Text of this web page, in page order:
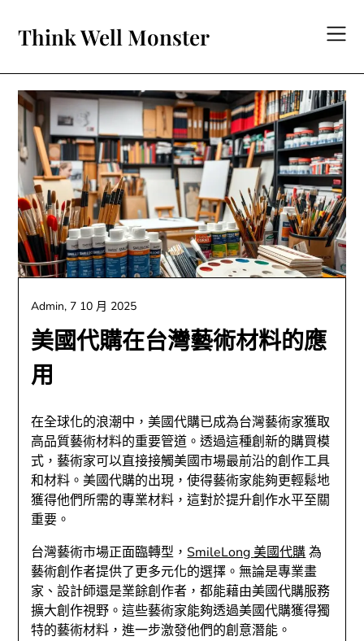
content
Think Well Monster
美國代購在台灣藝術材料的應
用
Admin, 7 10 月 2025
在全球化的浪潮中，美國代購已成為台灣藝術家獲取
高品質藝術材料的重要管道。透過這種創新的購買模
式，藝術家可以直接接觸美國市場最前沿的創作工具
和材料。美國代購的出現，使得藝術家能夠更輕鬆地
獲得他們所需的專業材料，這對於提升創作水平至關
重要。
台灣藝術市場正面臨轉型，SmileLong美國代購為
藝術創作者提供了更多元化的選擇。無論是專業畫
家、設計師還是業餘創作者，都能藉由美國代購服務
擴大創作視野。這些藝術家能夠透過美國代購獲得獨
特的藝術材料，進一步激發他們的創意潛能。